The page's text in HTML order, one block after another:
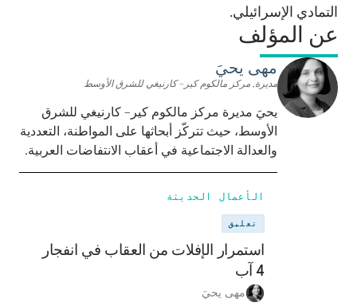
التمادي الإسرائيلي.
عن المؤلف
مهى يحيَ
مديرة, مركز مالكوم كير– كارنيغي للشرق الأوسط
يحيَ مديرة مركز مالكوم كير– كارنيغي للشرق
الأوسط، حيث تتركّز أبحاثها على المواطنة، التعددية
والعدالة الاجتماعية في أعقاب الانتفاضات العربية.
الأعمال الحديثة
تعليق
استمرار الإفلات من العقاب في انفجار
4 آب
مهى يحيَ